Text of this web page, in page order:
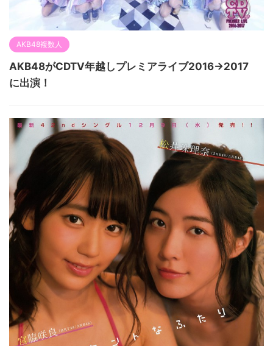
AKB48複数人
AKB48がCDTV年越しプレミアライブ2016→2017
に出演！